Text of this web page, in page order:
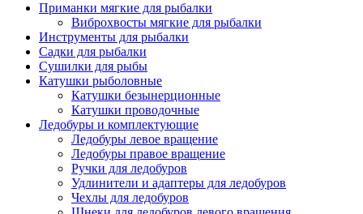
Приманки мягкие для рыбалки
Виброхвосты мягкие для рыбалки
Инструменты для рыбалки
Садки для рыбалки
Сушилки для рыбы
Катушки рыболовные
Катушки безынерционные
Катушки проводочные
Ледобуры и комплектующие
Ледобуры левое вращение
Ледобуры правое вращение
Ручки для ледобуров
Удлинители и адаптеры для ледобуров
Чехлы для ледобуров